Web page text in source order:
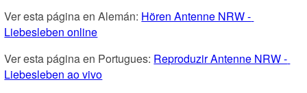
Ver esta página en Alemán: Hören Antenne NRW -
Liebesleben online
Ver esta página en Portugues: Reproduzir Antenne NRW -
Liebesleben ao vivo